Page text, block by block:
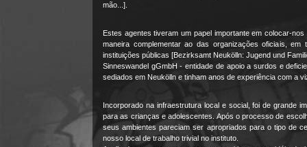
mão...].
Estes agentes tiveram um papel importante em colocar-
maneira complementar ao das organizações oficiais,
instituições públicas [Bezirksamt Neukölln: Jugend und
Sinneswandel gGmbH - entidade de apoio a surdos e
sediados em Neukölln e tinham anos de experiência com a
Incorporado na infraestrutura local e social, foi de grande
para as crianças e adolescentes. Após o processo de
seus ambientes pareciam ser apropriados para o tipo de
nosso local de trabalho trivial no instituto.